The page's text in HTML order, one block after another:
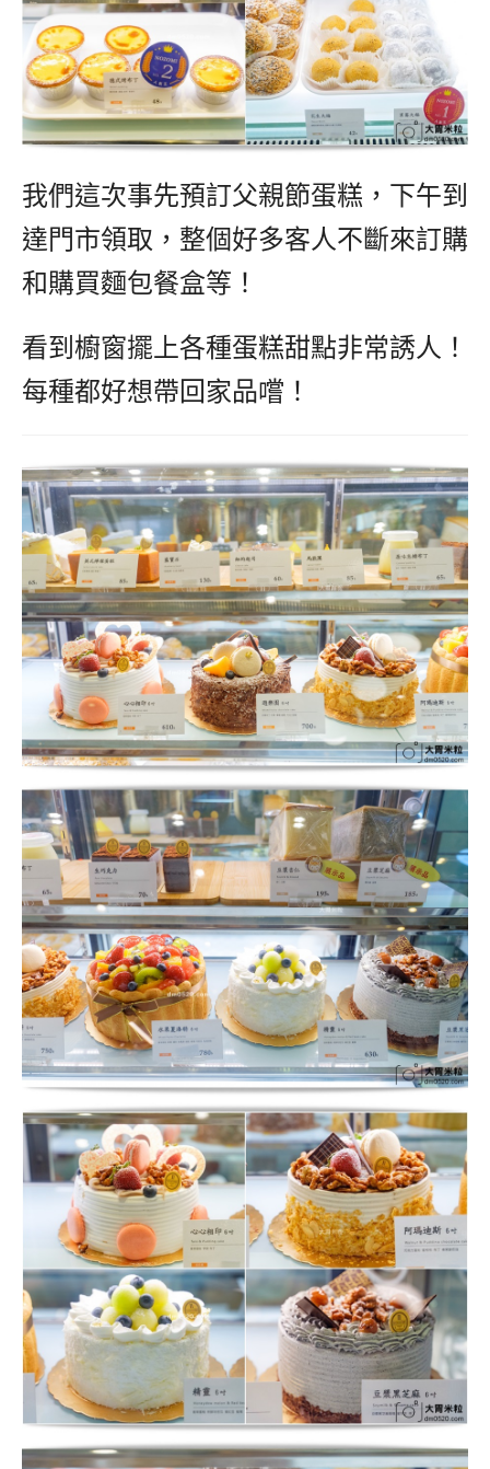
我們這次事先預訂父親節蛋糕，下午到
達門市領取，整個好多客人不斷來訂購
和購買麵包餐盒等！
看到櫥窗擺上各種蛋糕甜點非常誘人！
每種都好想帶回家品嚐！